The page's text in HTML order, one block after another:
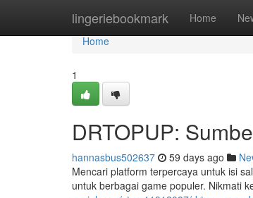
lingeriebookmark Home
Home
Home
1
DRTOPUP:
hannasbus502637 59 days ago
Mencari platform terpercaya untuk isi
untuk berbagai game populer. Nikmati